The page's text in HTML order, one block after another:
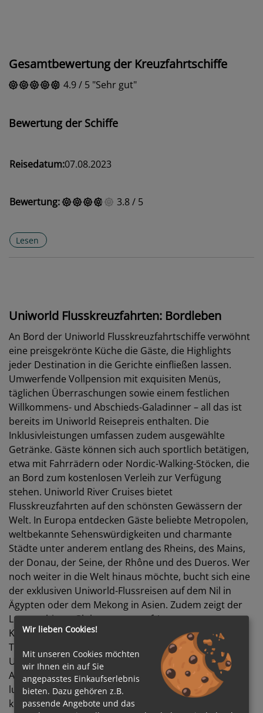
Gesamtbewertung der Kreuzfahrtschiffe
4.9/ 5 Sehr gut
Bewertung der Schiffe
Reisedatum:07.08.2023
Bewertung: 3.8/ 5
Lesen
Uniworld Flusskreuzfahrten: Bordleben
An Bord der Uniworld Flusskreuzfahrtschiffe verwöhnt
eine preisgekrönte Küche die Gäste, die Highlights
jeder Destination in die Gerichte einfließen lassen.
Umwerfende Vollpension mit exquisiten Menüs,
täglichen Überraschungen sowie einem festlichen
Willkommens- und Abschieds-Galadinner – all das ist
bereits im Uniworld Reisepreis enthalten. Die
Inklusivleistungen umfassen zudem ausgewählte
Getränke. Gäste können sich auch sportlich betätigen,
etwa mit Fahrrädern oder Nordic-Walking-Stöcken, die
an Bord zum kostenlosen Verleih zur Verfügung
stehen. Uniworld River Cruises bietet
Flusskreuzfahrten auf den schönsten Gewässern der
Welt. In Europa entdecken Gäste beliebte Metropolen,
weltbekannte Sehenswürdigkeiten und charmante
Städte unter anderem entlang des Rheins, des Mains,
der Donau, der Seine, der Rhône und des Dueros. Wer
noch weiter in die Welt hinaus möchte, bucht sich eine
der exklusiven Uniworld-Flussreisen auf dem Nil in
Ägypten oder dem Mekong in Asien. Zudem zeigt der
Luxusanbieter Globetrottern auf Amazonas-
Kreuzfahrten unberührte Regenwälder, die exotische
Tierwelt Südamerikas und abgelegen Dörfer hautnah.
Uniworld bietet in Kombination mit unvergesslichen
Abenteuern ein All-inclusive-Erlebnis der Extraklasse:
luxuriöse Ausstattung, persönliche Betreuung,
kulinarische Vielfalt und ein maßgeschneidertes
Wir lieben Cookies!
Mit unseren Cookies möchten
wir Ihnen ein auf Sie
angepasstes Einkaufserlebnis
bieten. Dazu gehören z.B.
passende Angebote und das